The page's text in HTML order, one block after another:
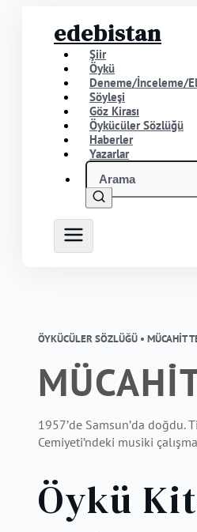
edebistan
Şiir
Öykü
Deneme/İnceleme/
Söyleşi
Göz Kirası
Öykücüler Sözlüğü
Haberler
Yazarlar
ÖYKÜCÜLER SÖZLÜĞÜ • MÜCAHİT
1957’de Samsun’da doğdu.
Cemiyeti’ndeki musiki
Öykü